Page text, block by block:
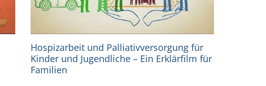
Hospizarbeit und Palliativversorgung für
Kinder und Jugendliche – Ein Erklärfilm für
Familien